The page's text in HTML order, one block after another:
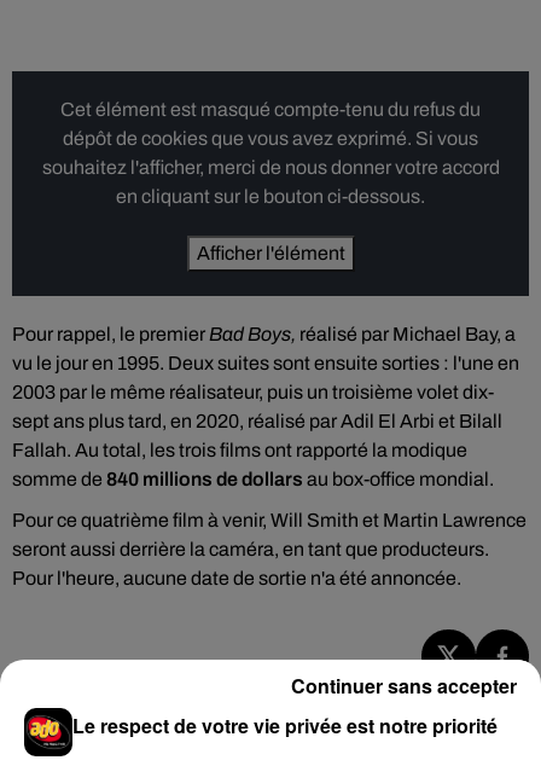
Cet élément est masqué compte-tenu du refus du
dépôt de cookies que vous avez exprimé. Si vous
souhaitez l'afficher, merci de nous donner votre accord
en cliquant sur le bouton ci-dessous.
Afficher l'élément
Pour rappel, le premier Bad Boys, réalisé par Michael Bay, a
vu le jour en 1995. Deux suites sont ensuite sorties : l'une en
2003 par le même réalisateur, puis un troisième volet dix-
sept ans plus tard, en 2020, réalisé par Adil El Arbi et Bilall
Fallah. Au total, les trois films ont rapporté la modique
somme de 840 millions de dollars au box-office mondial.
Pour ce quatrième film à venir, Will Smith et Martin Lawrence
seront aussi derrière la caméra, en tant que producteurs.
Pour l'heure, aucune date de sortie n'a été annoncée.
Le respect de votre vie privée est notre priorité
Continuer sans accepter